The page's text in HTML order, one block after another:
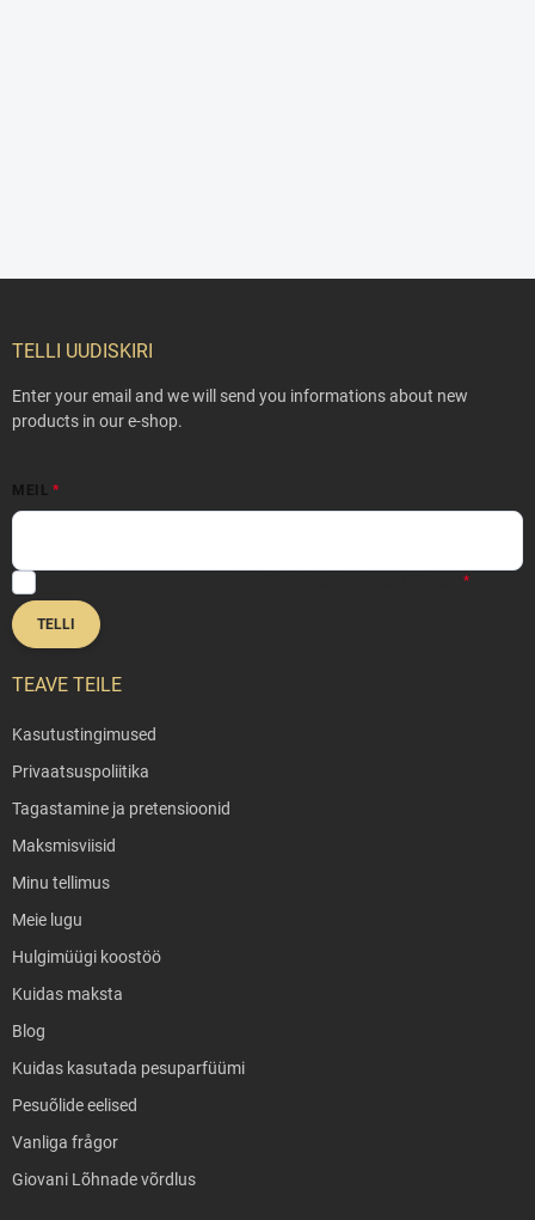
TELLI UUDISKIRI
Enter your email and we will send you informations about new
products in our e-shop.
MEIL
TELLI
TEAVE TEILE
Kasutustingimused
Privaatsuspoliitika
Tagastamine ja pretensioonid
Maksmisviisid
Minu tellimus
Meie lugu
Hulgimüügi koostöö
Kuidas maksta
Blog
Kuidas kasutada pesuparfüümi
Pesuõlide eelised
Vanliga frågor
Giovani Lõhnade võrdlus